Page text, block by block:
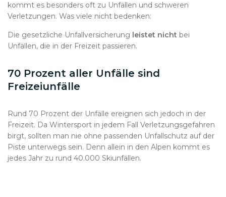
kommt es besonders oft zu Unfällen und schweren
Verletzungen. Was viele nicht bedenken:
Die gesetzliche Unfallversicherung leistet nicht bei
Unfällen, die in der Freizeit passieren.
70 Prozent aller Unfälle sind
Freizeiunfälle
Rund 70 Prozent der Unfälle ereignen sich jedoch in der
Freizeit. Da Wintersport in jedem Fall Verletzungsgefahren
birgt, sollten man nie ohne passenden Unfallschutz auf der
Piste unterwegs sein. Denn allein in den Alpen kommt es
jedes Jahr zu rund 40.000 Skiunfällen.